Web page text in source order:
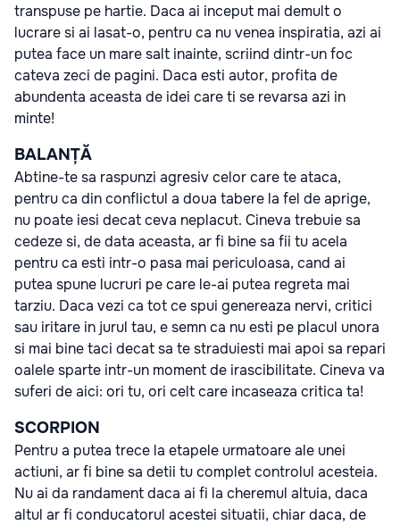
transpuse pe hartie. Daca ai inceput mai demult o
lucrare si ai lasat-o, pentru ca nu venea inspiratia, azi ai
putea face un mare salt inainte, scriind dintr-un foc
cateva zeci de pagini. Daca esti autor, profita de
abundenta aceasta de idei care ti se revarsa azi in
minte!
BALANȚĂ
Abtine-te sa raspunzi agresiv celor care te ataca,
pentru ca din conflictul a doua tabere la fel de aprige,
nu poate iesi decat ceva neplacut. Cineva trebuie sa
cedeze si, de data aceasta, ar fi bine sa fii tu acela
pentru ca esti intr-o pasa mai periculoasa, cand ai
putea spune lucruri pe care le-ai putea regreta mai
tarziu. Daca vezi ca tot ce spui genereaza nervi, critici
sau iritare in jurul tau, e semn ca nu esti pe placul unora
si mai bine taci decat sa te straduiesti mai apoi sa repari
oalele sparte intr-un moment de irascibilitate. Cineva va
suferi de aici: ori tu, ori celt care incaseaza critica ta!
SCORPION
Pentru a putea trece la etapele urmatoare ale unei
actiuni, ar fi bine sa detii tu complet controlul acesteia.
Nu ai da randament daca ai fi la cheremul altuia, daca
altul ar fi conducatorul acestei situatii, chiar daca, de